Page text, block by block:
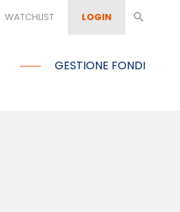
WATCHLIST LOGIN search
GESTIONE FONDI